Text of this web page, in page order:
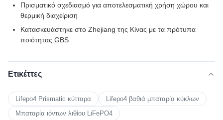
Πρισματικό σχεδιασμό για αποτελεσματική χρήση χώρου και
θερμική διαχείριση
Κατασκευάστηκε στο Zhejiang της Κίνας με τα πρότυπα
ποιότητας GBS
Ετικέττες
Lifepo4 Prismatic κύτταρα
Lifepo4 βαθιά μπαταρία κύκλων
Μπαταρία ιόντων λιθίου LiFePO4